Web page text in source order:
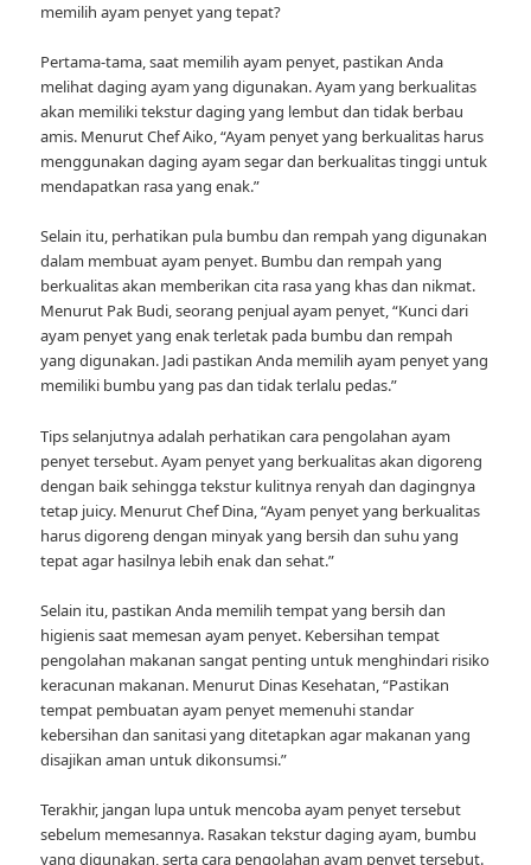
memilih ayam penyet yang tepat?
Pertama-tama, saat memilih ayam penyet, pastikan Anda
melihat daging ayam yang digunakan. Ayam yang berkualitas
akan memiliki tekstur daging yang lembut dan tidak berbau
amis. Menurut Chef Aiko, “Ayam penyet yang berkualitas harus
menggunakan daging ayam segar dan berkualitas tinggi untuk
mendapatkan rasa yang enak.”
Selain itu, perhatikan pula bumbu dan rempah yang digunakan
dalam membuat ayam penyet. Bumbu dan rempah yang
berkualitas akan memberikan cita rasa yang khas dan nikmat.
Menurut Pak Budi, seorang penjual ayam penyet, “Kunci dari
ayam penyet yang enak terletak pada bumbu dan rempah
yang digunakan. Jadi pastikan Anda memilih ayam penyet yang
memiliki bumbu yang pas dan tidak terlalu pedas.”
Tips selanjutnya adalah perhatikan cara pengolahan ayam
penyet tersebut. Ayam penyet yang berkualitas akan digoreng
dengan baik sehingga tekstur kulitnya renyah dan dagingnya
tetap juicy. Menurut Chef Dina, “Ayam penyet yang berkualitas
harus digoreng dengan minyak yang bersih dan suhu yang
tepat agar hasilnya lebih enak dan sehat.”
Selain itu, pastikan Anda memilih tempat yang bersih dan
higienis saat memesan ayam penyet. Kebersihan tempat
pengolahan makanan sangat penting untuk menghindari risiko
keracunan makanan. Menurut Dinas Kesehatan, “Pastikan
tempat pembuatan ayam penyet memenuhi standar
kebersihan dan sanitasi yang ditetapkan agar makanan yang
disajikan aman untuk dikonsumsi.”
Terakhir, jangan lupa untuk mencoba ayam penyet tersebut
sebelum memesannya. Rasakan tekstur daging ayam, bumbu
yang digunakan, serta cara pengolahan ayam penyet tersebut.